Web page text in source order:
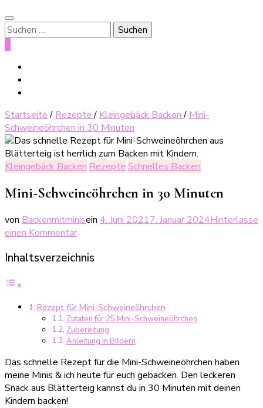
Suche
nach:
Startseite / Rezepte/ Kleingebäck Backen/ Mini-
Schweineöhrchen in 30 Minuten
Kleingebäck Backen Rezepte Schnelles Backen
Mini-Schweineöhrchen in 30 Minuten
von Backenmitminisein 4. Juni 20217. Januar 2024Hinterlasse
einen Kommentarzu
Schweineöhrchen
Inhaltsverzeichnis
Rezept für Mini-Schweineöhrchen
Zutaten für 25 Mini-Schweineöhrchen
Zubereitung
Anleitung in Bildern
Das schnelle Rezept für die Mini-Schweineöhrchen haben
meine Minis & ich heute für euch gebacken. Den leckeren
Snack aus Blätterteig kannst du in 30 Minuten mit deinen
Kindern backen!